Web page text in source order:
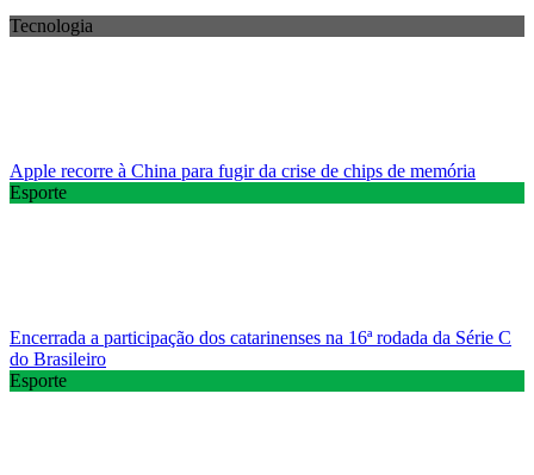
Tecnologia
Apple recorre à China para fugir da crise de chips de memória
Esporte
Encerrada a participação dos catarinenses na 16ª rodada da Série C
do Brasileiro
Esporte